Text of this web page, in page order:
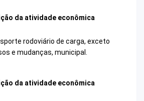
da atividade econômica
rodoviário de carga, exceto
e mudanças, municipal.
da atividade econômica